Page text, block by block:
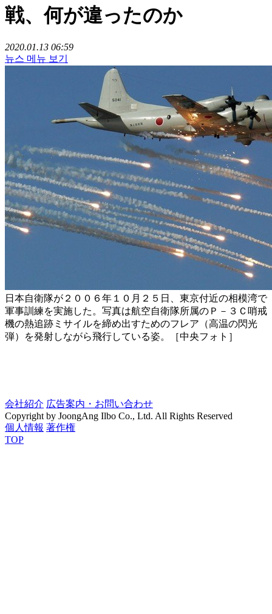
戦、何が違ったのか
2020.01.13 06:59
뉴스 메뉴 보기
日本自衛隊が２００６年１０月２５日、東京付近の相模湾で
軍事訓練を実施した。写真は航空自衛隊所属のＰ－３Ｃ哨戒
機の熱追跡ミサイルを締め出すためのフレア（高温の閃光
弾）を発射しながら飛行している姿。［中央フォト］
会社紹介 広告案内・お問い合わせ
Copyright by JoongAng Ilbo Co., Ltd. All Rights Reserved
個人情報 著作権
TOP